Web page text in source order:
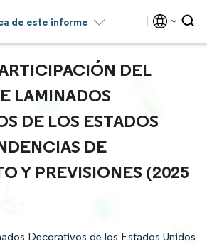
de este informe
DEL
LAMINADOS
DE LOS ESTADOS
DE
Y PREVISIONES (2025
Decorativos de los Estados Unidos